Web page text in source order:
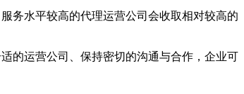
务水平较高的代理运营公司会收取相对较高的
的运营公司、保持密切的沟通与合作，企业可